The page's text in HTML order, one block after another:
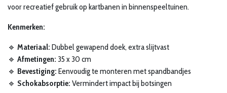
voor recreatief gebruik op kartbanen in binnenspeeltuinen.
Kenmerken:
🔹 Materiaal: Dubbel gewapend doek, extra slijtvast
🔹 Afmetingen: 35 x 30 cm
🔹 Bevestiging: Eenvoudig te monteren met spandbandjes
🔹 Schokabsorptie: Vermindert impact bij botsingen